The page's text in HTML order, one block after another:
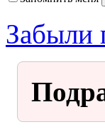
Забыли